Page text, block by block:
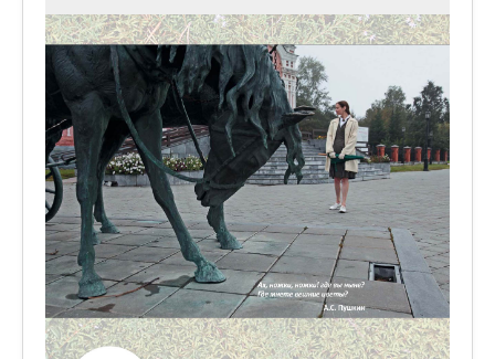
Контакты
Сайт проекта Достоевский
Ермаковополе.рф